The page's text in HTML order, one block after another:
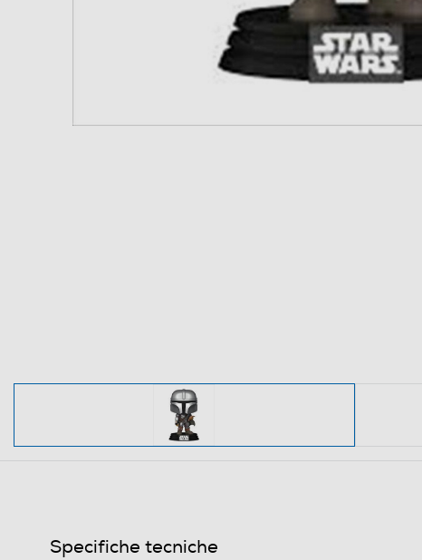
Specifiche tecniche